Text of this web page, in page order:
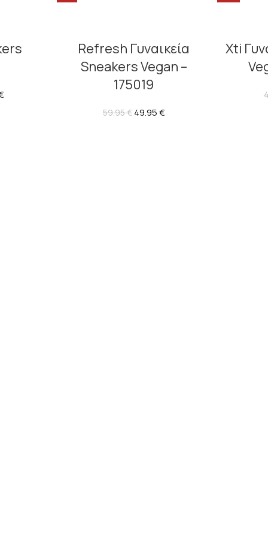
Refresh Γυναικεία
Sneakers Vegan –
175019
59.95€ 49.95€
Xti